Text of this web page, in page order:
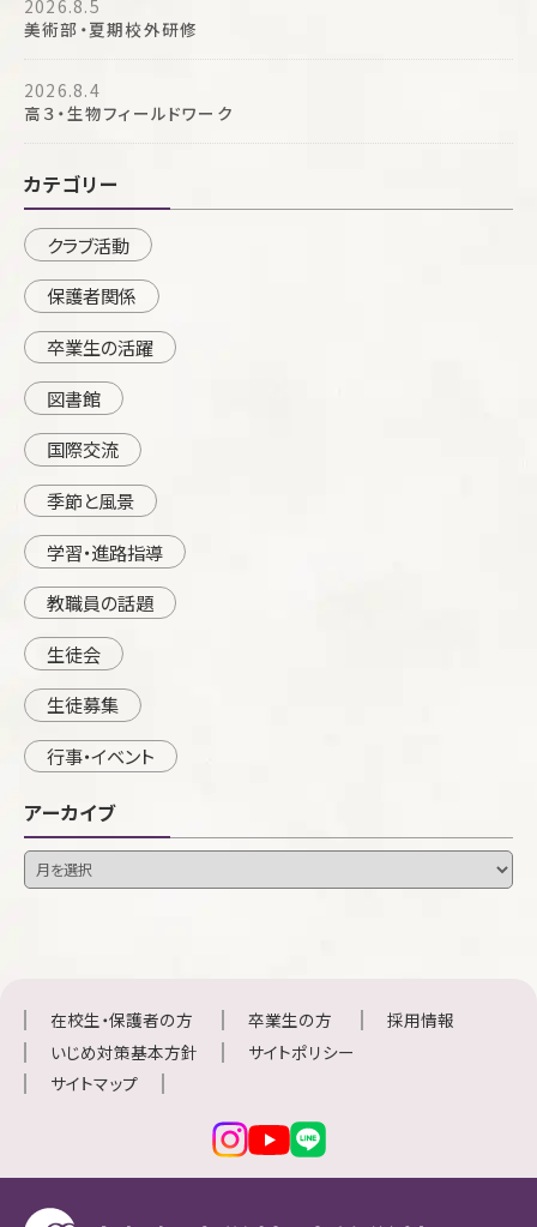
2026.8.5
美術部・夏期校外研修
2026.8.4
高３・生物フィールドワーク
カテゴリー
クラブ活動
保護者関係
卒業生の活躍
図書館
国際交流
季節と風景
学習・進路指導
教職員の話題
生徒会
生徒募集
行事・イベント
アーカイブ
在校生・保護者の方 卒業生の方
採用情報
いじめ対策基本方針
サイトポリシー
サイトマップ